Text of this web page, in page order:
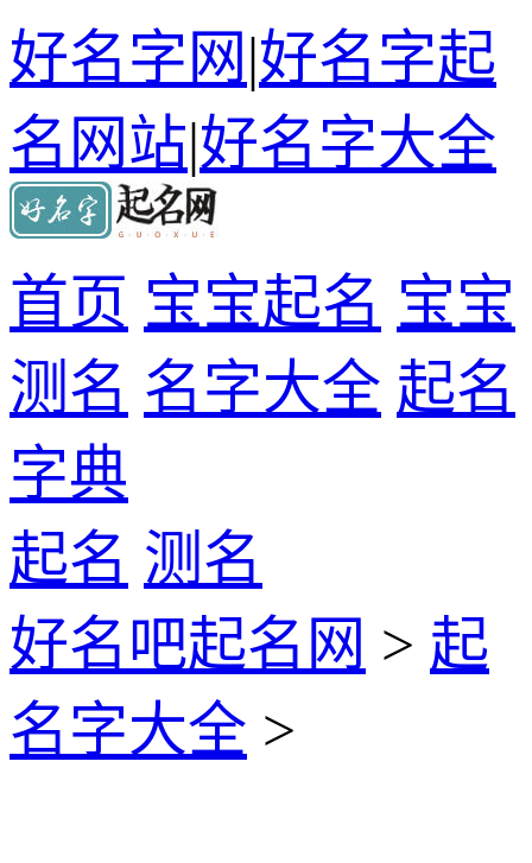
好名字网|好名字起
名网站|好名字大全
首页 宝宝起名 宝宝
测名 名字大全 起名
字典
起名 测名
好名吧起名网 > 起
名字大全 >